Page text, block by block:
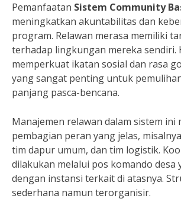
Pemanfaatan Sistem Community
meningkatkan akuntabilitas dan
program. Relawan merasa memiliki
terhadap lingkungan mereka sendiri.
memperkuat ikatan sosial dan rasa
yang sangat penting untuk
panjang pasca-bencana.
Manajemen relawan dalam sistem ini
pembagian peran yang jelas,
tim dapur umum, dan tim logistik.
dilakukan melalui pos komando
dengan instansi terkait di atasnya.
sederhana namun terorganisir.